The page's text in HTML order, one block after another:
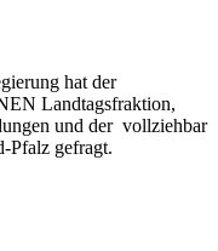
hat der
Landtagsfraktion,
und der vollziehbar
Pfalz gefragt.